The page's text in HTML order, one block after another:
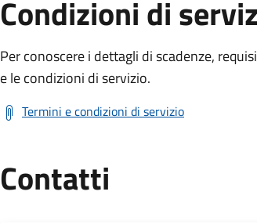
Condizioni di
Per conoscere i dettagli di scadenze,
e le condizioni di servizio.
Termini e condizioni di servizio
Contatti